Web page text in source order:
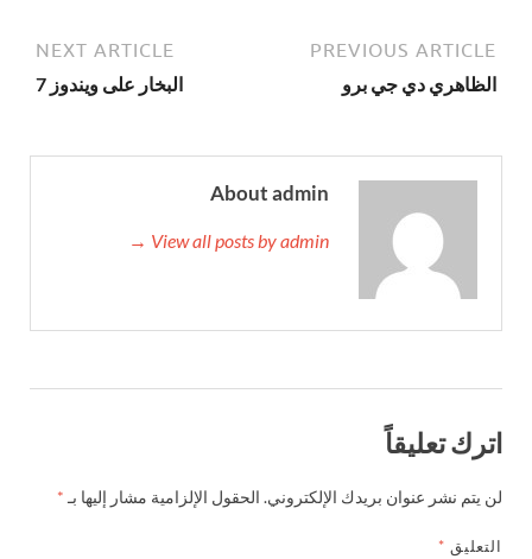
PREVIOUS ARTICLE
الظاهري دي جي برو
NEXT ARTICLE
البخار على ويندوز 7
About admin
View all posts by admin →
اترك تعليقاً
لن يتم نشر عنوان بريدك الإلكتروني. الحقول الإلزامية مشار إليها بـ*
التعليق *